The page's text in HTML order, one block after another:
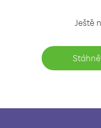
Ještě